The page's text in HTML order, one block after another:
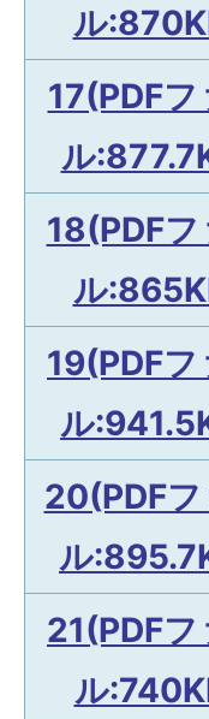
ル
17(PDFフ
ル
18(PDFフ
ル
19(PDFフ
ル
20(PDFフ
ル
21(PDFフ
ル